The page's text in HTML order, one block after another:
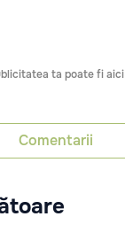
ta poate fi aici
Comentarii